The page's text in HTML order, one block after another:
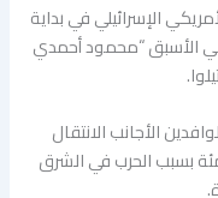
الإسرائيلي في بداية
الأسبق “محمود أحمدي
الأجانب الانتقال
دول أخرى بنسبة 40 في المئة بسبب الحرب في الشرق